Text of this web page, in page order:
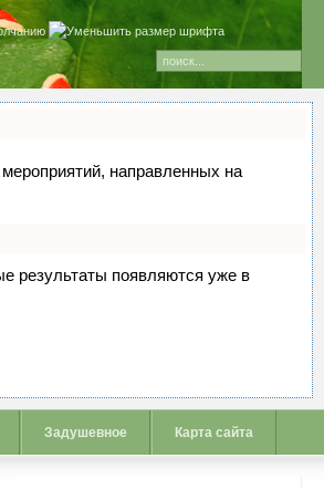
направленных на
результаты появляются уже в
Задушевное Карта сайта